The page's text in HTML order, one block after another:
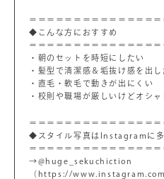
＝＝＝＝＝＝＝＝＝＝＝＝＝＝＝
◆こんな方におすすめ
＝＝＝＝＝＝＝＝＝＝＝＝＝＝＝
・朝のセットを時短にしたい
・髪型で清潔感＆垢抜け感を出し
・直毛・軟毛で動きが出にくい
・校則や職場が厳しいけどオシャ
＝＝＝＝＝＝＝＝＝＝＝＝＝＝＝
◆スタイル写真はInstagramに
＝＝＝＝＝＝＝＝＝＝＝＝＝＝＝
→@huge_sekuchiction
（https://